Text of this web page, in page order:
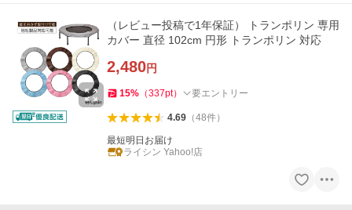
（レビュー投稿で1年保証） トランポリン 専用
カバー 直径 102cm 円形 トランポリン 対応
2,480円
15% （337pt） 要エントリー
4.69（48件）
最短明日お届け
ライシン Yahoo!店